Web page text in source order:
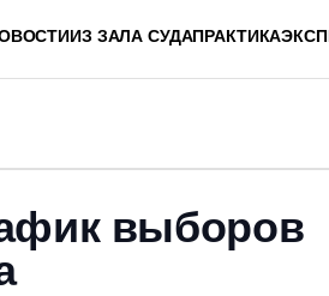
ИЗ ЗАЛА СУДАПРАКТИКА
выборов